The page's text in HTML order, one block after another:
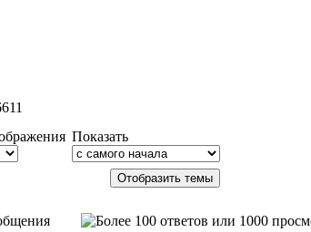
Показать